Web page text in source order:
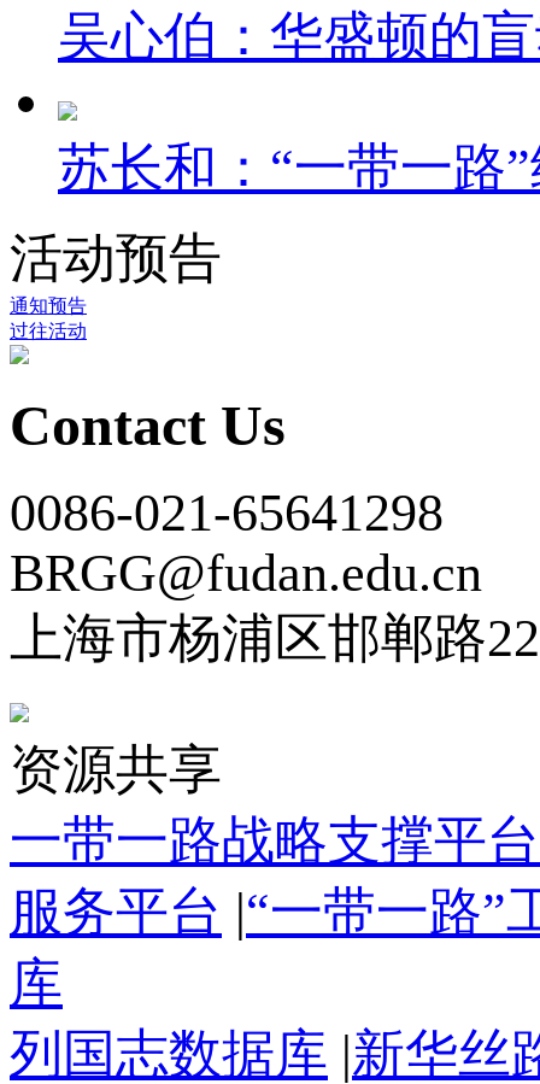
吴心伯：华盛顿的
苏长和：“一带一路
活动预告
通知预告
过往活动
Contact Us
0086-021-65641298
BRGG@fudan.edu.cn
上海市杨浦区邯郸路
资源共享
一带一路战略支撑平台
服务平台 |“一带一路”
库
列国志数据库 |新华丝